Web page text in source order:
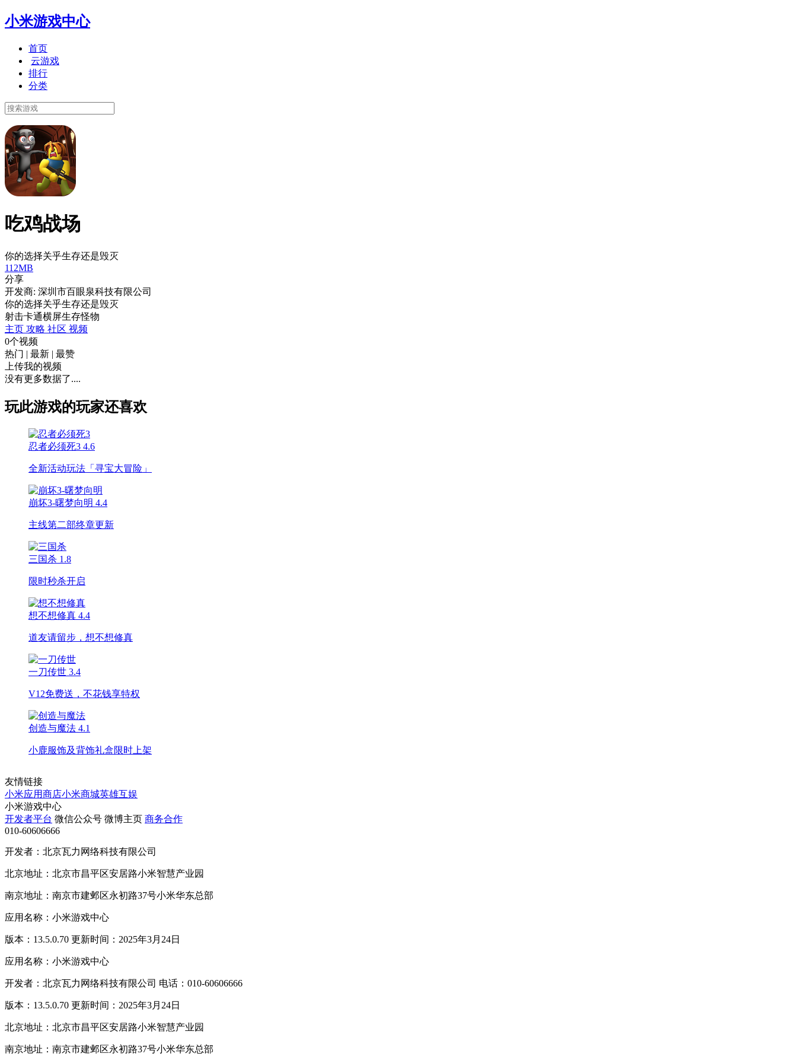
小米游戏中心
首页
云游戏
排行
分类
吃鸡战场
你的选择关乎生存还是毁灭
112MB
分享
开发商: 深圳市百眼泉科技有限公司
你的选择关乎生存还是毁灭
射击卡通横屏生存怪物
主页 攻略 社区 视频
0个视频
热门 | 最新 | 最赞
上传我的视频
没有更多数据了....
玩此游戏的玩家还喜欢
忍者必须死3 4.6
全新活动玩法「寻宝大冒险」
崩坏3-曙梦向明 4.4
主线第二部终章更新
三国杀 1.8
限时秒杀开启
想不想修真 4.4
道友请留步，想不想修真
一刀传世 3.4
V12免费送，不花钱享特权
创造与魔法 4.1
小鹿服饰及背饰礼盒限时上架
友情链接
小米应用商店小米商城英雄互娱
小米游戏中心
开发者平台 微信公众号 微博主页 商务合作
010-60606666
开发者：北京瓦力网络科技有限公司
北京地址：北京市昌平区安居路小米智慧产业园
南京地址：南京市建邺区永初路37号小米华东总部
应用名称：小米游戏中心
版本：13.5.0.70 更新时间：2025年3月24日
应用名称：小米游戏中心
开发者：北京瓦力网络科技有限公司 电话：010-60606666
版本：13.5.0.70 更新时间：2025年3月24日
北京地址：北京市昌平区安居路小米智慧产业园
南京地址：南京市建邺区永初路37号小米华东总部